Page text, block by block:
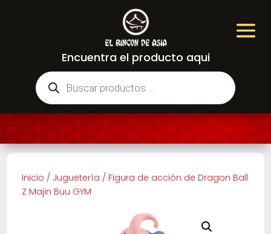
Encuentra el producto aqui
Búsqueda
de
productos
Inicio / Juguetería / Figura de acción de Dragon Ball
Z Majin Buu GYM